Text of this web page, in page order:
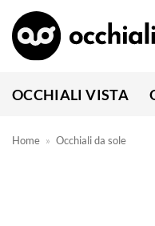
Salta
contenuti
OCCHIALI VISTA
Home » Occhiali da sole